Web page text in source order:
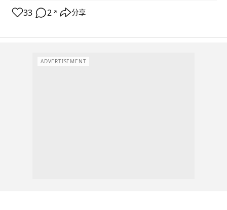
33 2 ↗ 分享
ADVERTISEMENT